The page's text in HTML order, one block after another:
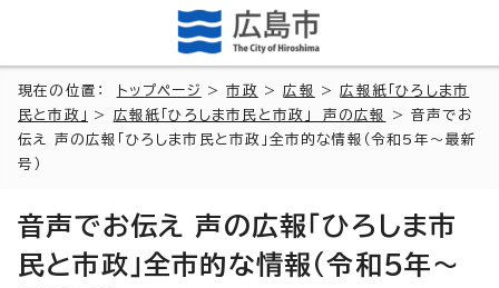
現在の位置： トップページ >市政 >広報 >広報紙「ひろしま市
民と市政」
> 広報紙「ひろしま市民と市政」 声の広報
> 音声でお
伝え 声の広報「ひろしま市民と市政」全市的な情報（令和5年～最新
号）
音声でお伝え 声の広報「ひろしま市
民と市政」全市的な情報（令和5年～